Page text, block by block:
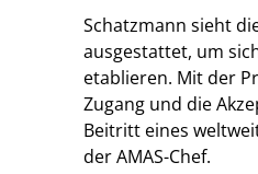
Schatzmann sieht
ausgestattet, um
etablieren. Mit der
Zugang und die
Beitritt eines
der AMAS-Chef.